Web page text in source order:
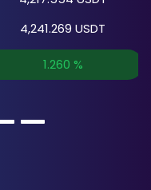
4,241.269 USDT
1.260 %